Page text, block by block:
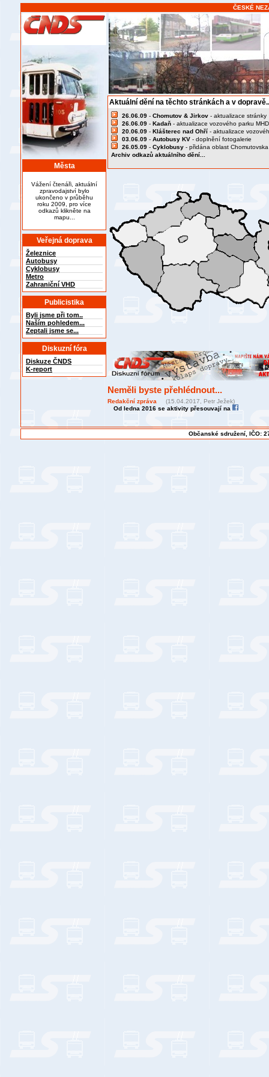
ČESKÉ
Města
Vážení čtenáři, aktuální
zpravodajství bylo
ukončeno v průběhu
roku 2009, pro více
odkazů klikněte na
mapu...
Veřejná doprava
Železnice
Autobusy
Cyklobusy
Metro
Zahraniční VHD
Publicistika
Byli jsme při tom..
Naším pohledem...
Zeptali jsme se...
Diskuzní fóra
Diskuze ČNDS
K-report
Aktuální dění na těchto stránkách a v
26.06.09 - Chomutov & Jirkov - aktualizace stránky
26.06.09 - Kadaň - aktualizace vozového parku MHD
20.06.09 - Klášterec nad Ohří - aktualizace
03.06.09 - Autobusy KV - doplnění fotogalerie
26.05.09 - Cyklobusy - přidána oblast Chomutovska
Archiv odkazů aktuálního dění...
Neměli byste přehlédnout...
Redakční zpráva
(15.04.2017, Petr Ježek)
Od ledna 2016 se aktivity přesouvají na
Občanské sdružení, IČO: